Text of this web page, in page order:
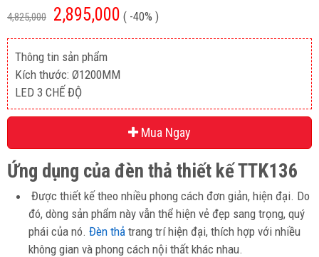
4,825,000 2,895,000 ( -40% )
Thông tin sản phẩm
Kích thước: Ø1200MM
LED 3 CHẾ ĐỘ
Mua Ngay
Ứng dụng của đèn thả thiết kế TTK136
Được thiết kế theo nhiều phong cách đơn giản, hiện đại. Do
đó, dòng sản phẩm này vẫn thể hiện vẻ đẹp sang trọng, quý
phái của nó. Đèn thả trang trí hiện đại, thích hợp với nhiều
không gian và phong cách nội thất khác nhau.